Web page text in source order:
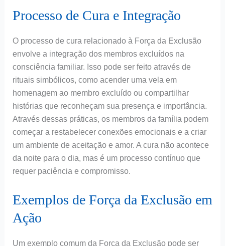
Processo de Cura e Integração
O processo de cura relacionado à Força da Exclusão
envolve a integração dos membros excluídos na
consciência familiar. Isso pode ser feito através de
rituais simbólicos, como acender uma vela em
homenagem ao membro excluído ou compartilhar
histórias que reconheçam sua presença e importância.
Através dessas práticas, os membros da família podem
começar a restabelecer conexões emocionais e a criar
um ambiente de aceitação e amor. A cura não acontece
da noite para o dia, mas é um processo contínuo que
requer paciência e compromisso.
Exemplos de Força da Exclusão em
Ação
Um exemplo comum da Força da Exclusão pode ser